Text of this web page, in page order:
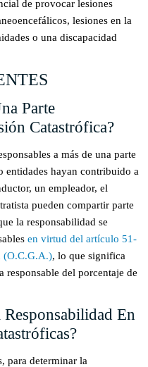
de provocar lesiones
lesiones en la
o una discapacidad
Parte
Catastrófica?
a más de una parte
entidades hayan contribuido a
un empleador, el
pueden compartir parte
la responsabilidad se
en virtud del artículo 51-
(O.C.G.A.), lo que significa
responsable del porcentaje de
En
para determinar la